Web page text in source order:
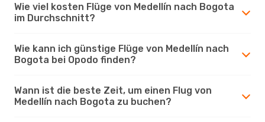
Wie viel kosten Flüge von Medellín nach Bogota
im Durchschnitt?
Wie kann ich günstige Flüge von Medellín nach
Bogota bei Opodo finden?
Wann ist die beste Zeit, um einen Flug von
Medellín nach Bogota zu buchen?